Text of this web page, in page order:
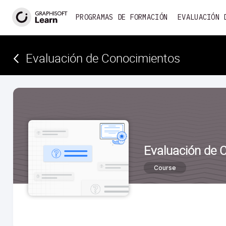
PROGRAMAS DE FORMACIÓN EVALUACIÓN
Evaluación de Conocimientos­
Evaluación de
Course